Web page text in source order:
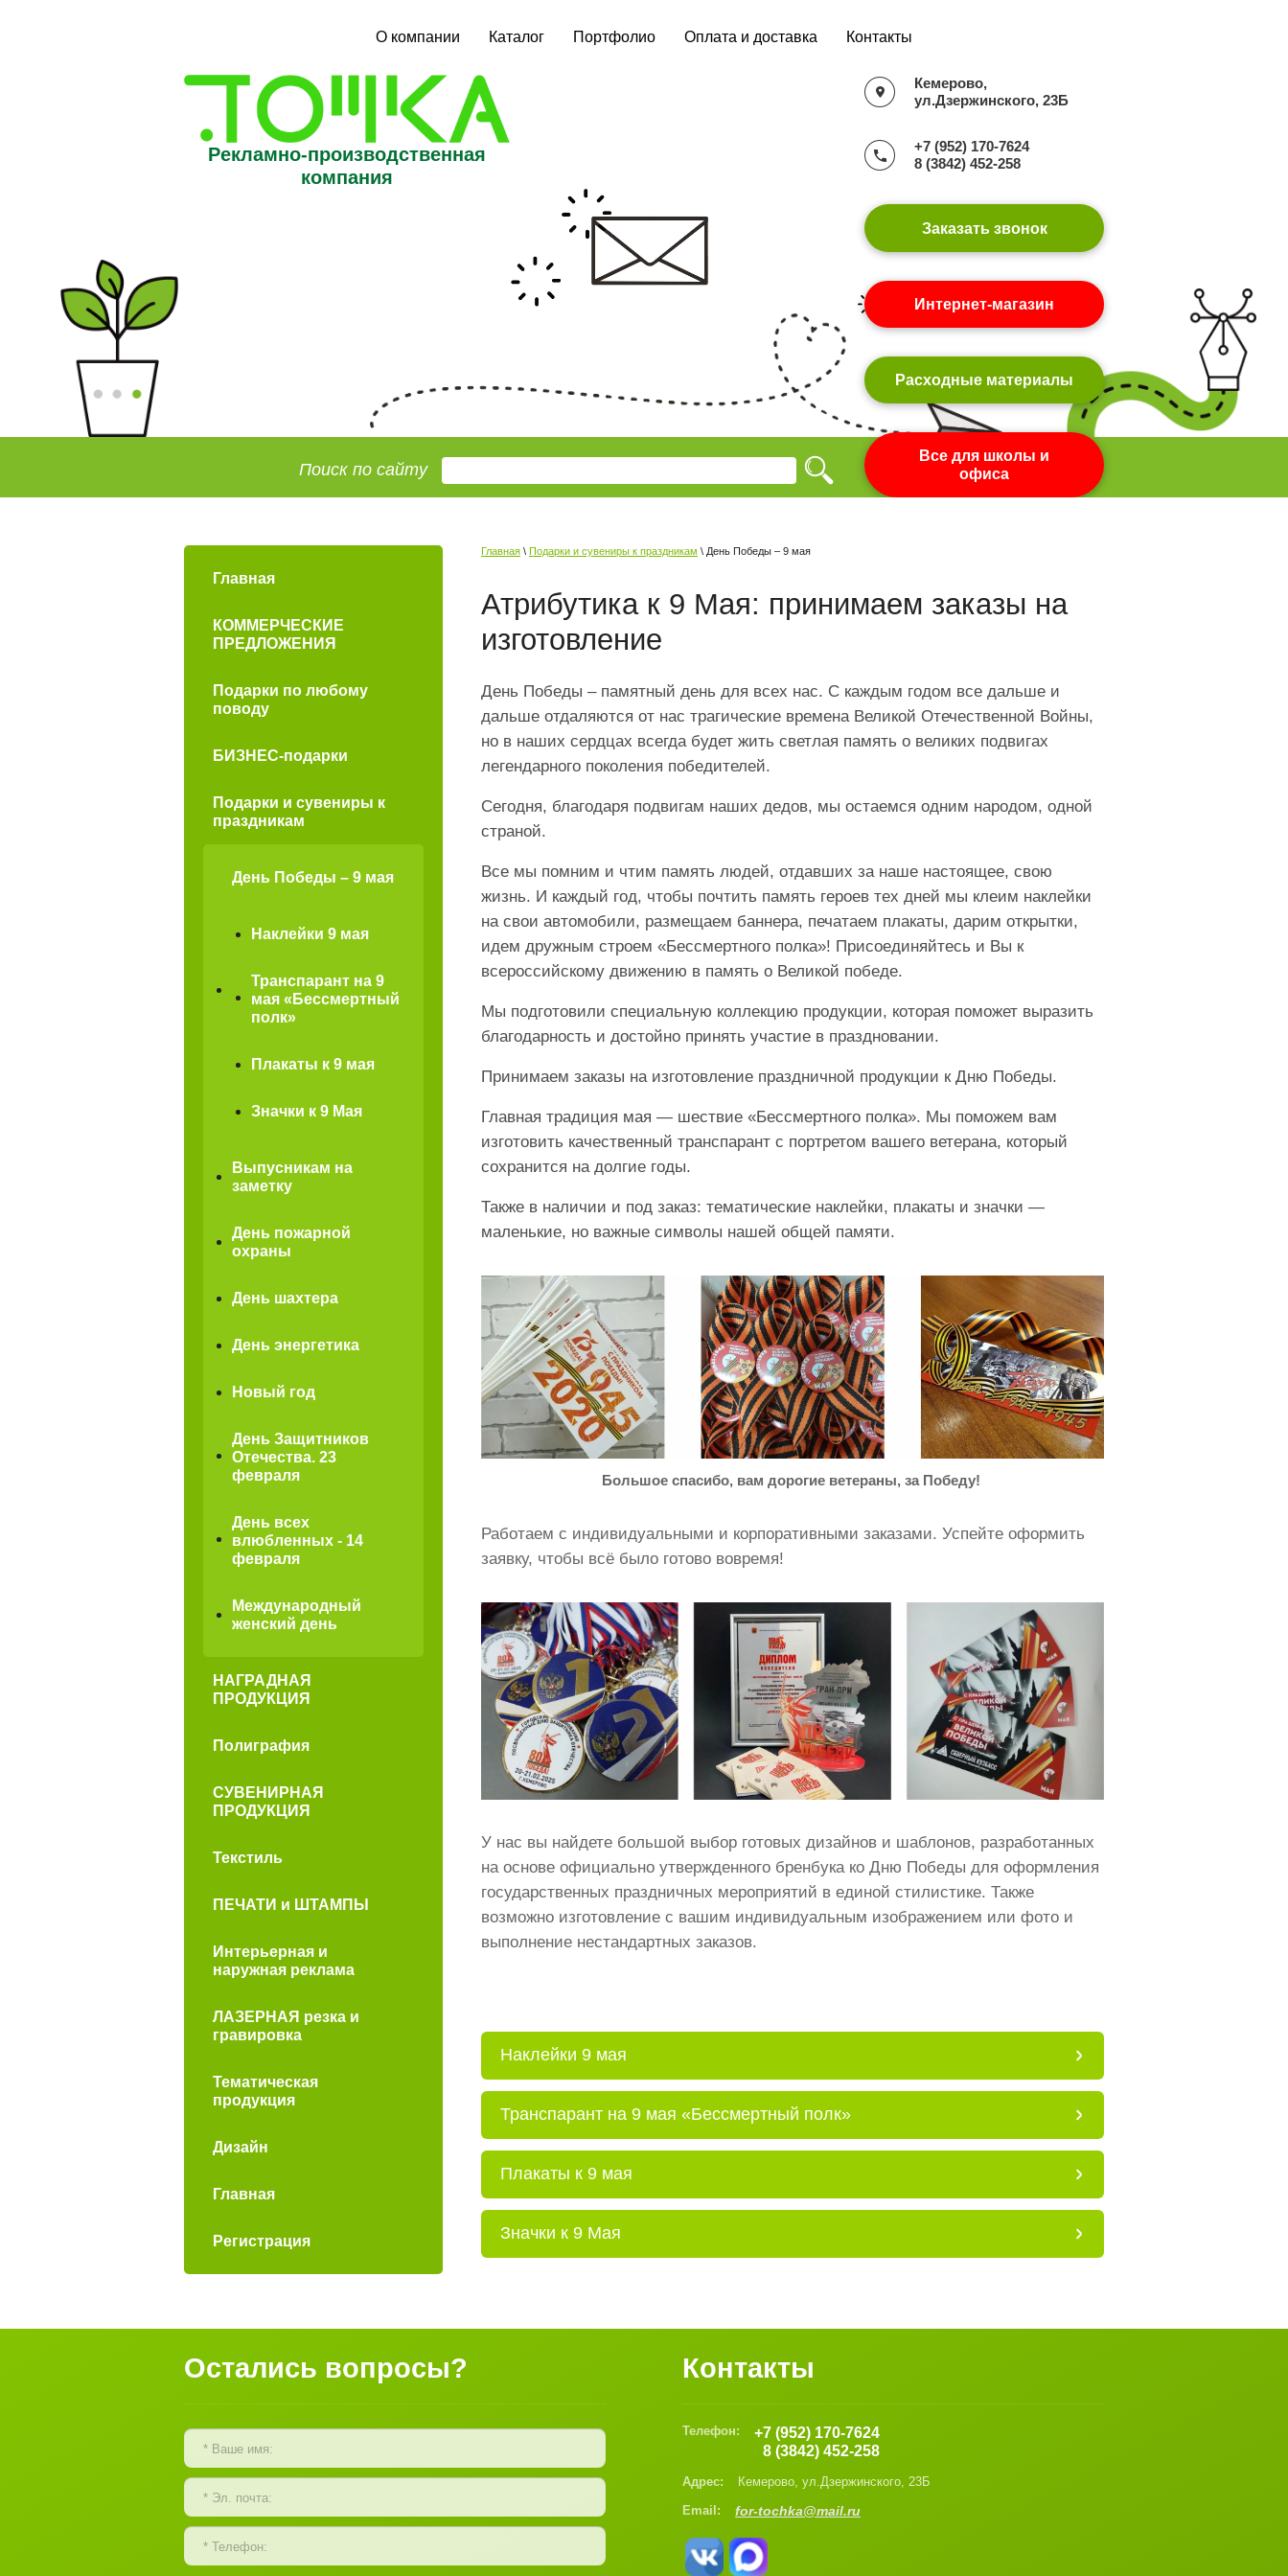
О компании Каталог Портфолио Оплата и доставка Контакты
Рекламно-производственная
компания
Кемерово,
ул.Дзержинского, 23Б
+7 (952) 170-7624
8 (3842) 452-258
Заказать звонок
Интернет-магазин
Расходные материалы
Все для школы и
офиса
Главная
КОММЕРЧЕСКИЕ
ПРЕДЛОЖЕНИЯ
Подарки по любому
поводу
БИЗНЕС-подарки
Подарки и сувениры к
праздникам
День Победы – 9 мая
Наклейки 9 мая
Транспарант на 9
мая «Бессмертный
полк»
Плакаты к 9 мая
Значки к 9 Мая
Выпусникам на
заметку
День пожарной
охраны
День шахтера
День энергетика
Новый год
День Защитников
Отечества. 23
февраля
День всех
влюбленных - 14
февраля
Международный
женский день
НАГРАДНАЯ
ПРОДУКЦИЯ
Полиграфия
СУВЕНИРНАЯ
ПРОДУКЦИЯ
Текстиль
ПЕЧАТИ и ШТАМПЫ
Интерьерная и
наружная реклама
ЛАЗЕРНАЯ резка и
гравировка
Тематическая
продукция
Дизайн
Главная
Регистрация
Главная \ Подарки и сувениры к праздникам \ День Победы – 9 мая
Атрибутика к 9 Мая: принимаем заказы на
изготовление
День Победы – памятный день для всех нас. С каждым годом все дальше и
дальше отдаляются от нас трагические времена Великой Отечественной Войны,
но в наших сердцах всегда будет жить светлая память о великих подвигах
легендарного поколения победителей.
Сегодня, благодаря подвигам наших дедов, мы остаемся одним народом, одной
страной.
Все мы помним и чтим память людей, отдавших за наше настоящее, свою
жизнь. И каждый год, чтобы почтить память героев тех дней мы клеим наклейки
на свои автомобили, размещаем баннера, печатаем плакаты, дарим открытки,
идем дружным строем «Бессмертного полка»! Присоединяйтесь и Вы к
всероссийскому движению в память о Великой победе.
Мы подготовили специальную коллекцию продукции, которая поможет выразить
благодарность и достойно принять участие в праздновании.
Принимаем заказы на изготовление праздничной продукции к Дню Победы.
Главная традиция мая — шествие «Бессмертного полка». Мы поможем вам
изготовить качественный транспарант с портретом вашего ветерана, который
сохранится на долгие годы.
Также в наличии и под заказ: тематические наклейки, плакаты и значки —
маленькие, но важные символы нашей общей памяти.
Большое спасибо, вам дорогие ветераны, за Победу!
Работаем с индивидуальными и корпоративными заказами. Успейте оформить
заявку, чтобы всё было готово вовремя!
У нас вы найдете большой выбор готовых дизайнов и шаблонов, разработанных
на основе официально утвержденного бренбука ко Дню Победы для оформления
государственных праздничных мероприятий в единой стилистике. Также
возможно изготовление с вашим индивидуальным изображением или фото и
выполнение нестандартных заказов.
Наклейки 9 мая
Транспарант на 9 мая «Бессмертный полк»
Плакаты к 9 мая
Значки к 9 Мая
Остались вопросы? Контакты
Телефон:
+7 (952) 170-7624
8 (3842) 452-258
Адрес: Кемерово, ул.Дзержинского, 23Б
Email: for-tochka@mail.ru